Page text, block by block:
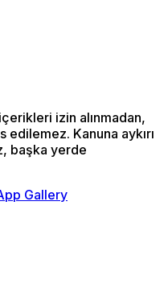
izin alınmadan,
Kanuna aykırı
başka yerde